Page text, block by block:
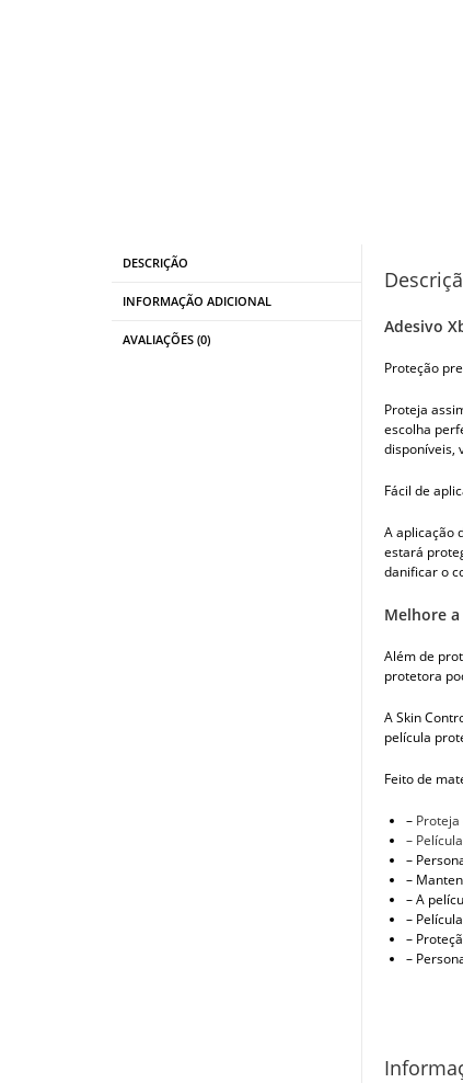
DESCRIÇÃO
INFORMAÇÃO ADICIONAL
AVALIAÇÕES (0)
Adesivo
Proteção
Proteja
escolha
disponíveis,
Fácil de
A aplicação
estará
danificar o
Melhore
Além de
protetora
A Skin
película
Feito de
–
–
–
–
– A
–
–
–